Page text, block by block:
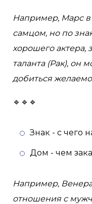
Например, Марс в
самцом, но по
хорошего актера,
таланта (Рак), он
добиться
🔹🔹🔹
Знак - с чего
Дом - чем
Например,
отношения с